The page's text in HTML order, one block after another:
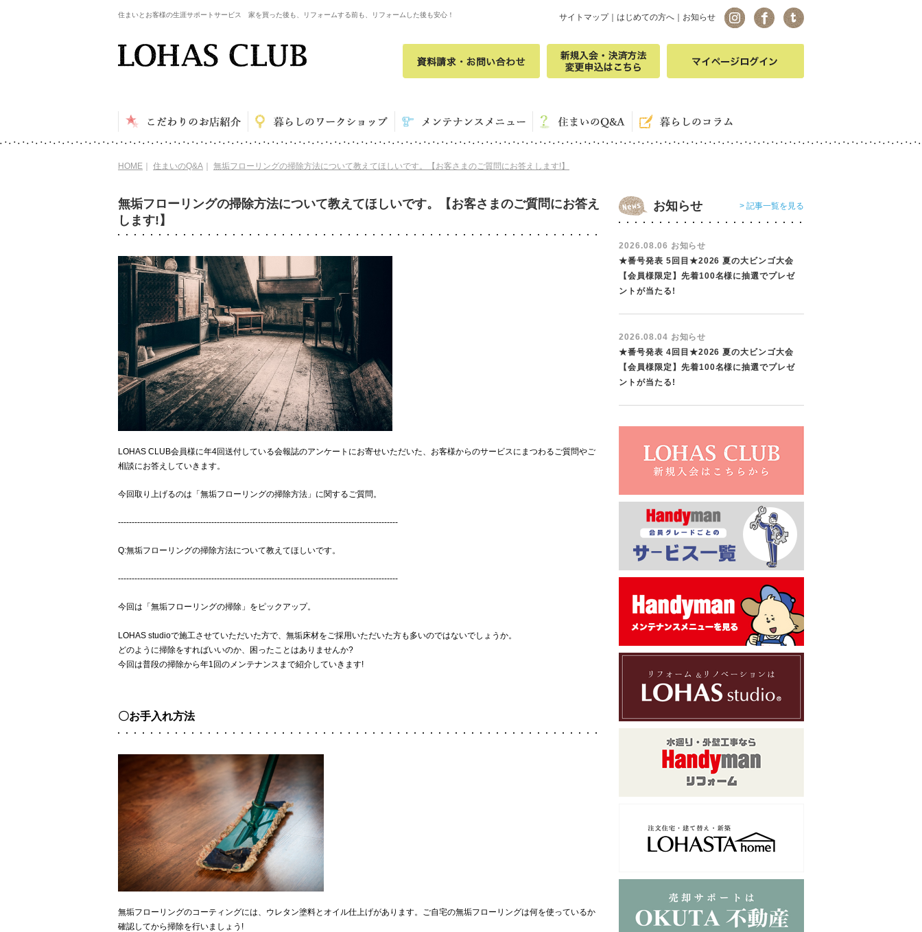
住まいとお客様の生涯サポートサービス 家を買った後も、リフォームする前も、リフォームした後も安心！ サイトマップ｜ はじめての方へ お知らせ
HOME 住まいのQ&A 無垢フローリングの掃除方法について教えてほしいです。【お客さまのご質問にお答えします!】
無垢フローリングの掃除方法について教えてほしいです。【お客さまのご質問にお答え
します!】
LOHAS CLUB会員様に年4回送付している会報誌のアンケートにお寄せいただいた、お客様からのサービスにまつわるご質問やご
相談にお答えしていきます。
今回取り上げるのは「無垢フローリングの掃除方法」に関するご質問。
------------------------------------------------------------------------------------------------------
Q:無垢フローリングの掃除方法について教えてほしいです。
------------------------------------------------------------------------------------------------------
今回は「無垢フローリングの掃除」をピックアップ。
LOHAS studioで施工させていただいた方で、無垢床材をご採用いただいた方も多いのではないでしょうか。
どのように掃除をすればいいのか、困ったことはありませんか?
今回は普段の掃除から年1回のメンテナンスまで紹介していきます!
〇お手入れ方法
無垢フローリングのコーティングには、ウレタン塗料とオイル仕上げがあります。ご自宅の無垢フローリングは何を使っているか
確認してから掃除を行いましょう!
お知らせ > 記事一覧を見る
2026.08.06 お知らせ
★番号発表 5回目★2026 夏の大ビンゴ大会
【会員様限定】先着100名様に抽選でプレゼ
ントが当たる!
2026.08.04 お知らせ
★番号発表 4回目★2026 夏の大ビンゴ大会
【会員様限定】先着100名様に抽選でプレゼ
ントが当たる!